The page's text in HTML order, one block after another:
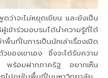
าจะไม่หยุดเขียน และยังเป็น
ข้าร่วมอบรมได้นำความรู้ที่ได้
ที่ในการเป็นนักเล่าเรื่องเปิด
องเขาเอง ซึ่งจะได้รับความ
ร้อมฝากภาครัฐ อยากเห็น
ไปอยู่ในพื้นที่ในมหาวิทยาลัย